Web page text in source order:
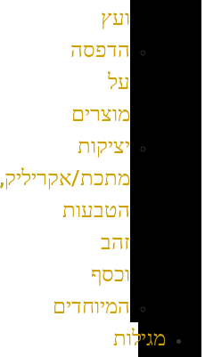
ועץ
הדפסה
על
מוצרים
יציקות
מתכת/אקריליק,
הטבעות
זהב
וכסף
המיוחדים
מגילות